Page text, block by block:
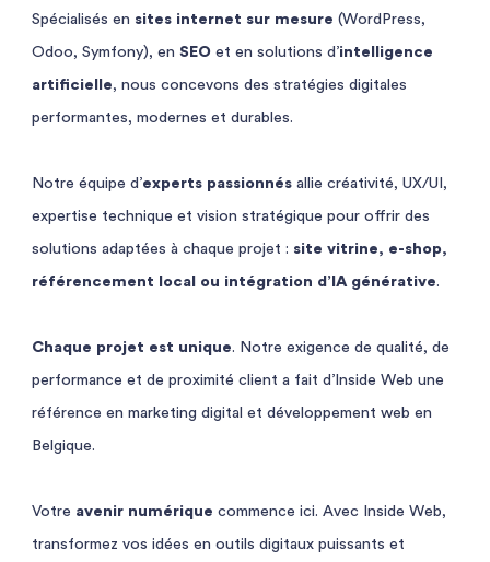
Spécialisés en sites internet sur mesure (WordPress,
Odoo, Symfony), en SEO et en solutions d’intelligence
artificielle, nous concevons des stratégies digitales
performantes, modernes et durables.
Notre équipe d’experts passionnés allie créativité, UX/UI,
expertise technique et vision stratégique pour offrir des
solutions adaptées à chaque projet : site vitrine, e-shop,
référencement local ou intégration d’IA générative.
Chaque projet est unique. Notre exigence de qualité, de
performance et de proximité client a fait d’Inside Web une
référence en marketing digital et développement web en
Belgique.
Votre avenir numérique commence ici. Avec Inside Web,
transformez vos idées en outils digitaux puissants et